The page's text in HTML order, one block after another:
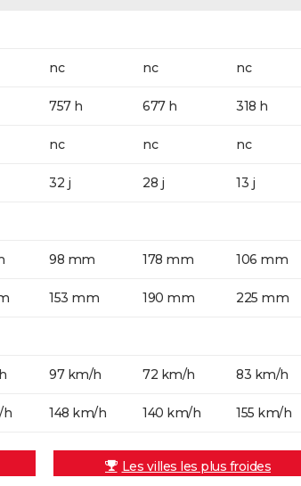
nc nc nc
757 h 677 h 318 h
nc nc nc
32 j 28 j 13 j
98 mm 178 mm 106 mm
153 mm 190 mm 225 mm
97 km/h 72 km/h 83 km/h
h 148 km/h 140 km/h 155 km/h
Les villes les plus froides